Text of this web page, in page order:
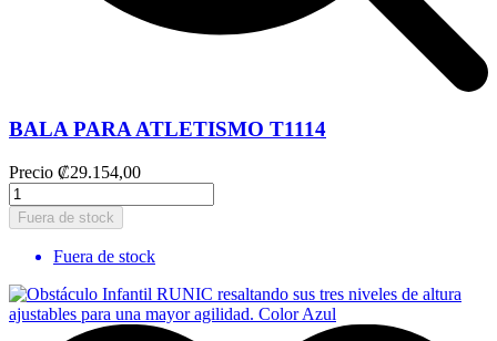
BALA PARA ATLETISMO T1114
Precio ₡29.154,00
Fuera de stock
Fuera de stock